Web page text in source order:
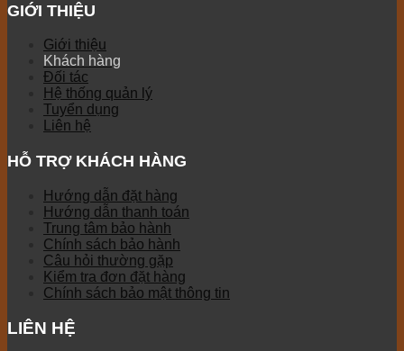
GIỚI THIỆU
Giới thiệu
Khách hàng
Đối tác
Hệ thống quản lý
Tuyển dụng
Liên hệ
HỖ TRỢ KHÁCH HÀNG
Hướng dẫn đặt hàng
Hướng dẫn thanh toán
Trung tâm bảo hành
Chính sách bảo hành
Câu hỏi thường gặp
Kiểm tra đơn đặt hàng
Chính sách bảo mật thông tin
LIÊN HỆ